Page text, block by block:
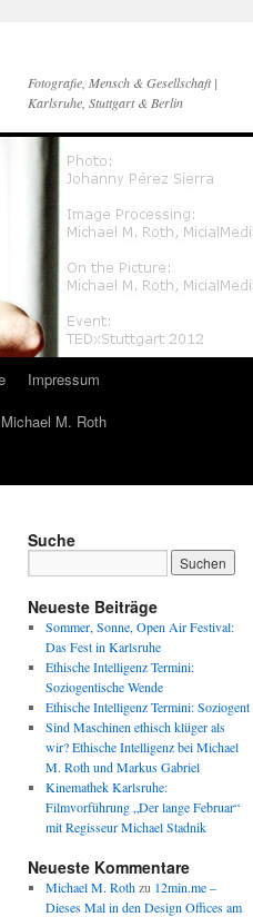
Fotografie, Mensch & Gesellschaft |
Karlsruhe, Stuttgart & Berlin
Impressum
M. Roth
Suche
Neueste Beiträge
Sommer, Sonne, Open Air Festival:
Das Fest in Karlsruhe
Ethische Intelligenz Termini:
Soziogentische Wende
Ethische Intelligenz Termini: Soziogent
Sind Maschinen ethisch klüger als
wir? Ethische Intelligenz bei Michael
M. Roth und Markus Gabriel
Kinemathek Karlsruhe:
Filmvorführung „Der lange Februar“
mit Regisseur Michael Stadnik
Neueste Kommentare
Michael M. Rothzu 12min.me –
Dieses Mal in den Design Offices am